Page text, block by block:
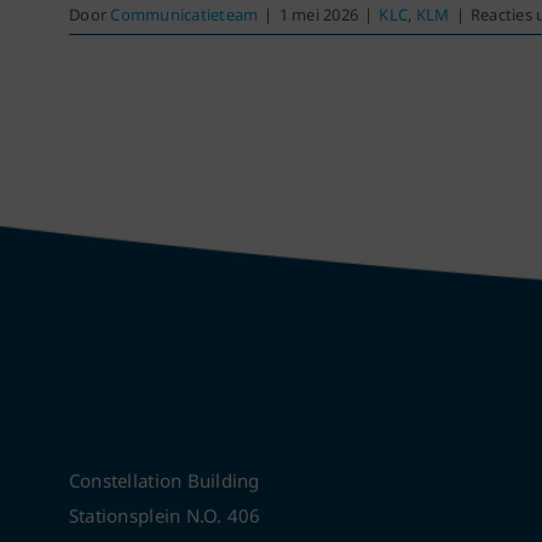
Door Communicatieteam | 1 mei 2026 | KLC, KLM | Reacties
Constellation Building
Stationsplein N.O. 406